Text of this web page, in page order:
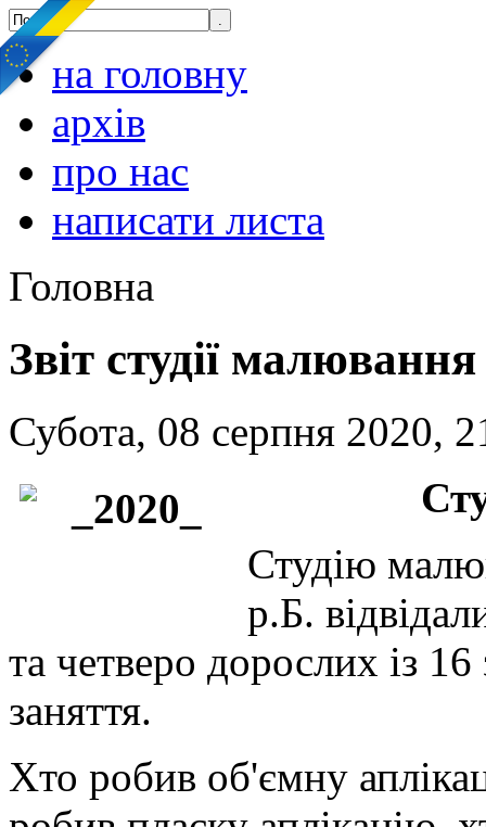
на головну
архів
про нас
написати листа
Головна
Звіт студії
Субота, 08 серпня 2020,
Студію
р.Б.
та четверо дорослих із
заняття.
Хто робив об'ємну